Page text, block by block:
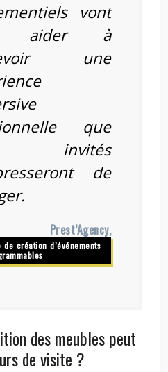
vont
aider à
une
que
invités
de
de création d’événements
des meubles peut
de visite ?